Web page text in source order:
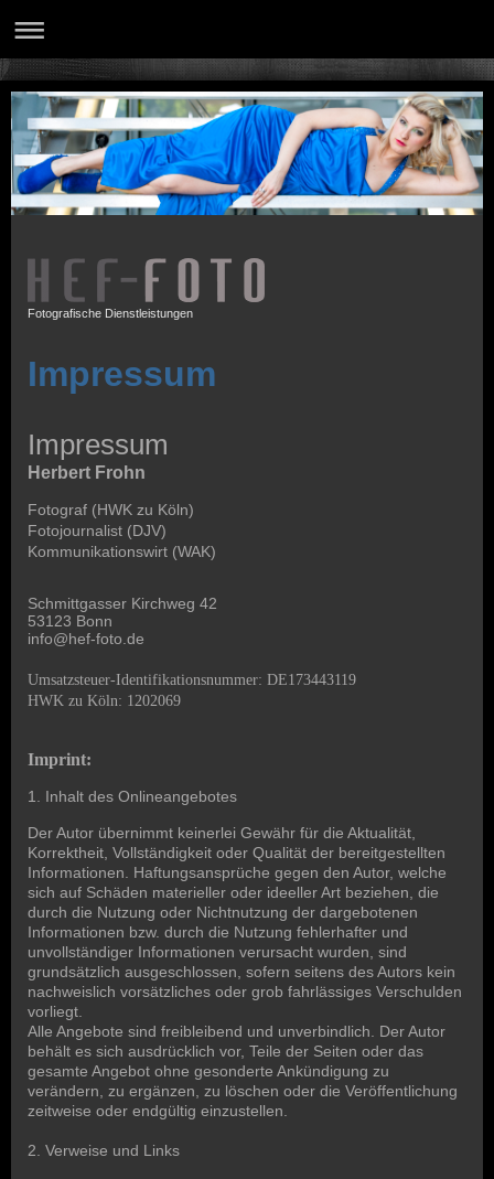
Fotografische Dienstleistungen
Impressum
Impressum
Herbert Frohn
Fotograf (HWK zu Köln)
Fotojournalist (DJV)
Kommunikationswirt (WAK)
Schmittgasser Kirchweg 42
53123 Bonn
info@hef-foto.de
Umsatzsteuer-Identifikationsnummer: DE173443119
HWK zu Köln: 1202069
Imprint:
1. Inhalt des Onlineangebotes
Der Autor übernimmt keinerlei Gewähr für die Aktualität,
Korrektheit, Vollständigkeit oder Qualität der bereitgestellten
Informationen. Haftungsansprüche gegen den Autor, welche
sich auf Schäden materieller oder ideeller Art beziehen, die
durch die Nutzung oder Nichtnutzung der dargebotenen
Informationen bzw. durch die Nutzung fehlerhafter und
unvollständiger Informationen verursacht wurden, sind
grundsätzlich ausgeschlossen, sofern seitens des Autors kein
nachweislich vorsätzliches oder grob fahrlässiges Verschulden
vorliegt.
Alle Angebote sind freibleibend und unverbindlich. Der Autor
behält es sich ausdrücklich vor, Teile der Seiten oder das
gesamte Angebot ohne gesonderte Ankündigung zu
verändern, zu ergänzen, zu löschen oder die Veröffentlichung
zeitweise oder endgültig einzustellen.
2. Verweise und Links